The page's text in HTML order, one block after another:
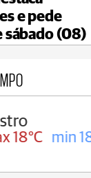
e pede
sábado (08)
Carambeí
max 18°C